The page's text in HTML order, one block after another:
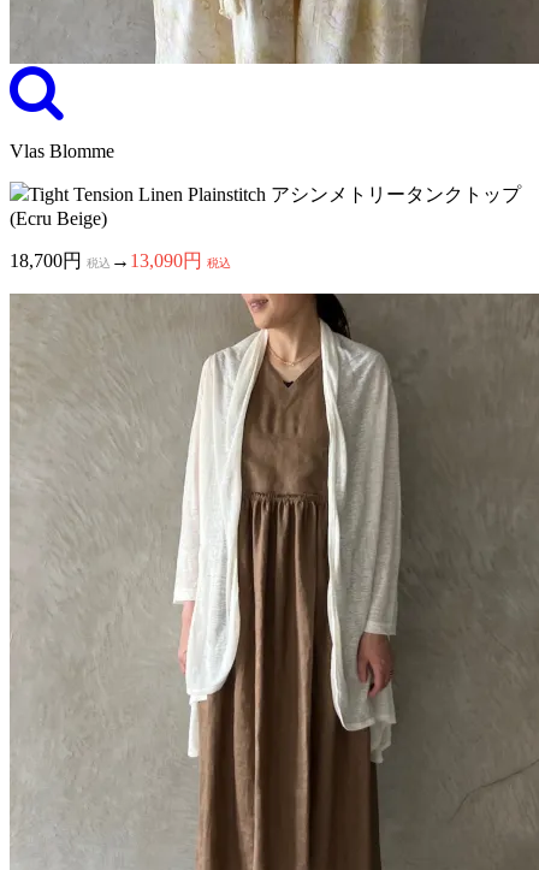
Vlas Blomme
Tight Tension Linen Plainstitch アシンメトリータンクトップ
(Ecru Beige)
18,700円 税込 → 13,090円 税込